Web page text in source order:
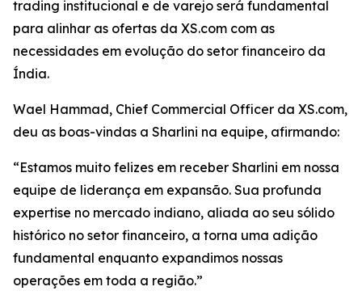
trading institucional e de varejo será fundamental
para alinhar as ofertas da XS.com com as
necessidades em evolução do setor financeiro da
Índia.
Wael Hammad, Chief Commercial Officer da XS.com,
deu as boas-vindas a Sharlini na equipe, afirmando:
“Estamos muito felizes em receber Sharlini em nossa
equipe de liderança em expansão. Sua profunda
expertise no mercado indiano, aliada ao seu sólido
histórico no setor financeiro, a torna uma adição
fundamental enquanto expandimos nossas
operações em toda a região.”